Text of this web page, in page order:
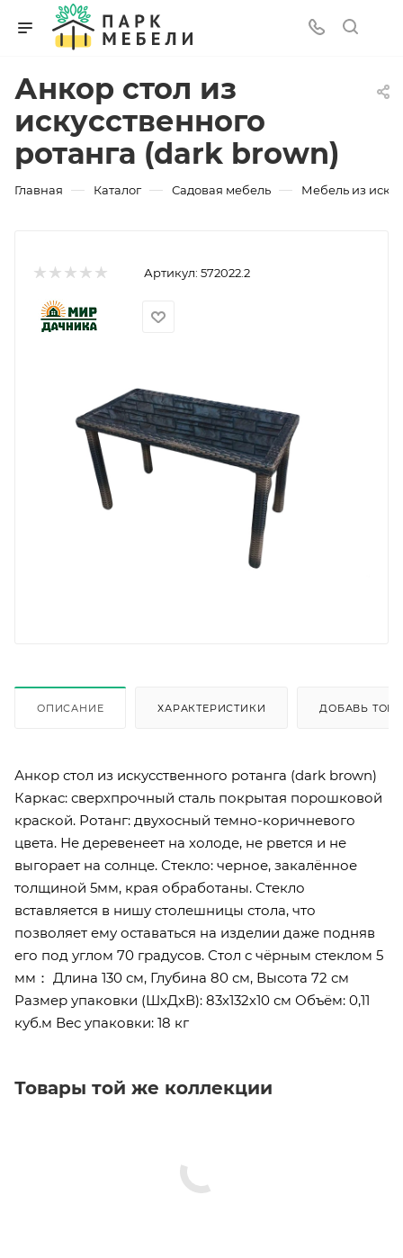
Анкор стол из
искусственного
ротанга (dark brown)
Главная — Каталог — Садовая мебель — Мебель из
Артикул: 572022.2
ОПИСАНИЕ ХАРАКТЕРИСТИКИ ДОБАВЬ
Анкор стол из искусственного ротанга (dark brown)
Каркас: сверхпрочный сталь покрытая порошковой
краской. Ротанг: двухосный темно-коричневого
цвета. Не деревенеет на холоде, не рвется и не
выгорает на солнце. Стекло: черное, закалённое
толщиной 5мм, края обработаны. Стекло
вставляется в нишу столешницы стола, что
позволяет ему оставаться на изделии даже подняв
его под углом 70 градусов. Стол с чёрным стеклом 5
мм： Длина 130 см, Глубина 80 см, Высота 72 см
Размер упаковки (ШхДхВ): 83х132х10 см Объём: 0,11
куб.м Вес упаковки: 18 кг
Товары той же коллекции